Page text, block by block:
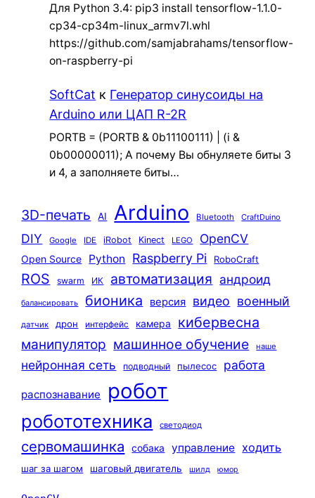
Для Python 3.4: pip3 install tensorflow-1.1.0-
cp34-cp34m-linux_armv7l.whl
https://github.com/samjabrahams/tensorflow-
on-raspberry-pi
SoftCat к Генератор синусоиды на
Arduino или ЦАП R-2R
PORTB = (PORTB & 0b11100111) | (i &
0b00000011); А почему Вы обнуляете биты 3
и 4, а заполняете биты…
3D-печать AI Arduino Bluetooth CraftDuino
DIY Google IDE iRobot Kinect LEGO OpenCV
Open Source Python Raspberry Pi RoboCraft
ROS swarm ИК автоматизация андроид
балансировать бионика версия видео военный
датчик дрон интерфейс камера кибервесна
манипулятор машинное обучение наше
нейронная сеть подводный пылесос работа
распознавание робот
робототехника светодиод
сервомашинка собака управление ходить
шаг за шагом шаговый двигатель шилд юмор